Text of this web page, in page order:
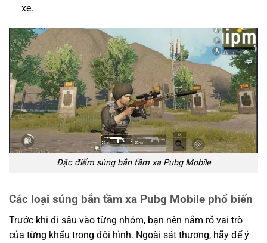
xe.
Đặc điểm súng bắn tầm xa Pubg Mobile
Các loại súng bắn tầm xa Pubg Mobile phổ biến
Trước khi đi sâu vào từng nhóm, bạn nên nắm rõ vai trò
của từng khẩu trong đội hình. Ngoài sát thương, hãy để ý